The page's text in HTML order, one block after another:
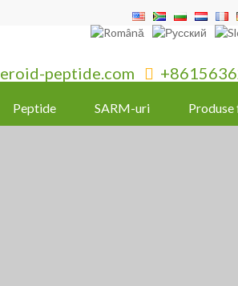
peptide.com 
Peptide SARM-uri